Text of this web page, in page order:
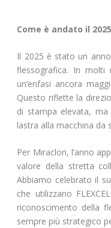
Come è andato il
Il 2025 è stato un
flessografica. In
un’enfasi ancora
Questo riflette la
di stampa elevata,
lastra alla macchina da
Per Miraclon, l’anno
valore della stretta
Abbiamo celebrato il
che utilizzano
riconoscimento della
sempre più strategico